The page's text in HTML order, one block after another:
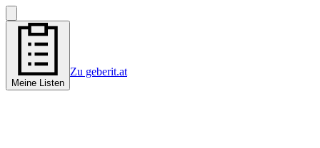
Meine Listen
Zu geberit.at